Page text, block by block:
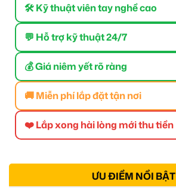
🛠 Kỹ thuật viên tay nghề cao
💬 Hỗ trợ kỹ thuật 24/7
💰 Giá niêm yết rõ ràng
🚚 Miễn phí lắp đặt tận nơi
❤️ Lắp xong hài lòng mới thu tiền
ƯU ĐIỂM NỔI BẬT